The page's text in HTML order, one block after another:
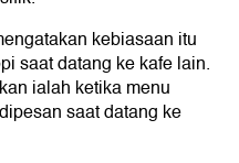
kebiasaan itu
saat datang ke kafe lain.
ialah ketika menu
saat datang ke